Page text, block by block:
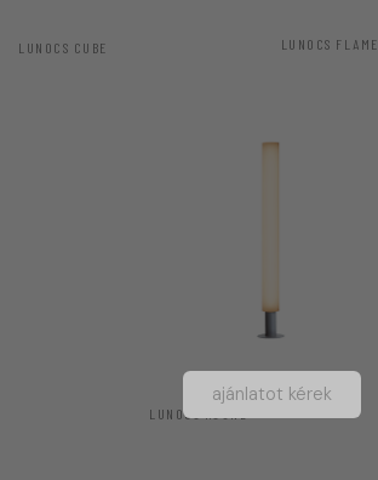
LUNOCS CUBE LUNOCS FLAME
LUNOCS ROUND
ajánlatot kérek